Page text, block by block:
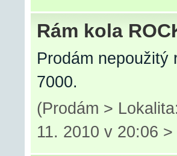
Rám kola
Prodám nepoužitý
7000.
(Prodám >
11. 2010 v 20:06 >